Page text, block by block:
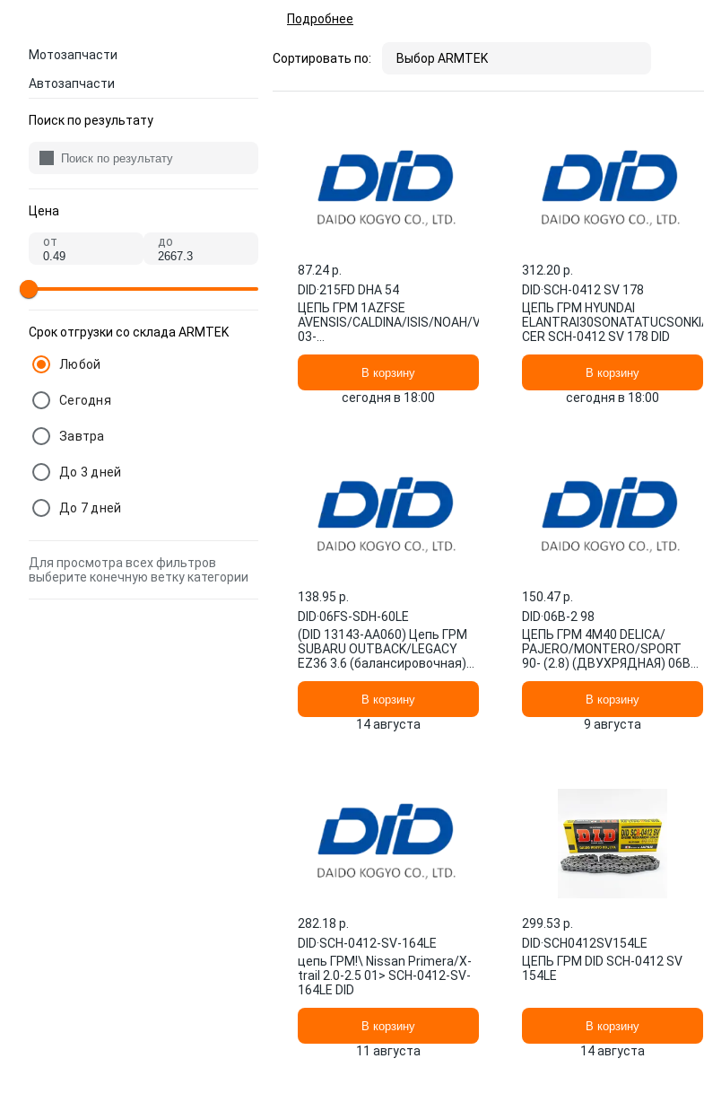
Подробнее
Мотозапчасти
Автозапчасти
Поиск по результату
Цена
от до
Срок отгрузки со склада ARMTEK
Любой
Сегодня
Завтра
До 3 дней
До 7 дней
Для просмотра всех фильтров
выберите конечную ветку категории
Сортировать по: Выбор ARMTEK
87.24 p.
DID·215FD DHA 54
ЦЕПЬ ГРМ 1AZFSE
AVENSIS/CALDINA/ISIS/NOAH/VOXY/PREMIO/ALLION/RAV4/WISH
03-
215FD DHA 54 DID
В корзину
сегодня в 18:00
312.20 p.
DID·SCH-0412 SV 178
ЦЕПЬ ГРМ HYUNDAI
ELANTRAI30SONATATUCSONKIA
CER SCH-0412 SV 178 DID
В корзину
сегодня в 18:00
138.95 p.
DID·06FS-SDH-60LE
(DID 13143-AA060) Цепь ГРМ
SUBARU OUTBACK/LEGACY
EZ36 3.6 (балансировочная)
В корзину
14 августа
150.47 p.
DID·06B-2 98
ЦЕПЬ ГРМ 4M40 DELICA/
PAJERO/MONTERO/SPORT
90- (2.8) (ДВУХРЯДНАЯ) 06B-2
В корзину
9 августа
282.18 p.
DID·SCH-0412-SV-164LE
цепь ГРМ!\ Nissan Primera/X-
trail 2.0-2.5 01> SCH-0412-SV-
164LE DID
В корзину
11 августа
299.53 p.
DID·SCH0412SV154LE
ЦЕПЬ ГРМ DID SCH-0412 SV
154LE
В корзину
14 августа